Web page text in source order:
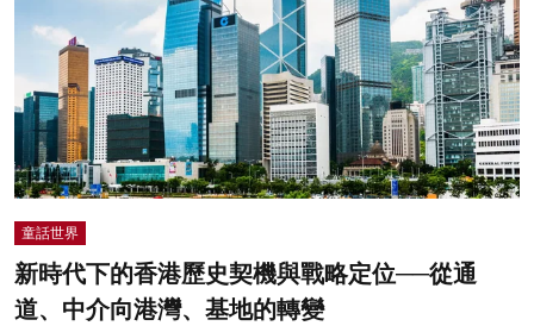
影片
名家榜
灼見活動
童話世界
新時代下的香港歷史契機與戰略定位──從通
道、中介向港灣、基地的轉變